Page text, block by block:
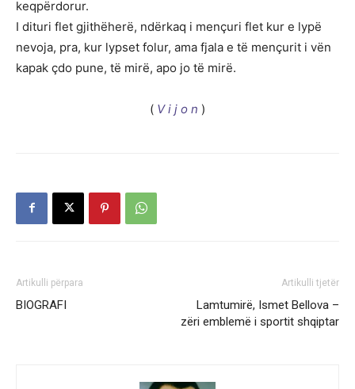
keqpërdorur.
I dituri flet gjithëherë, ndërkaq i mençuri flet kur e lypë
nevoja, pra, kur lypset folur, ama fjala e të mençurit i vën
kapak çdo pune, të mirë, apo jo të mirë.
( V i j o n )
Artikulli përpara
BIOGRAFI
Artikulli tjetër
Lamtumirë, Ismet Bellova –
zëri emblemë i sportit shqiptar